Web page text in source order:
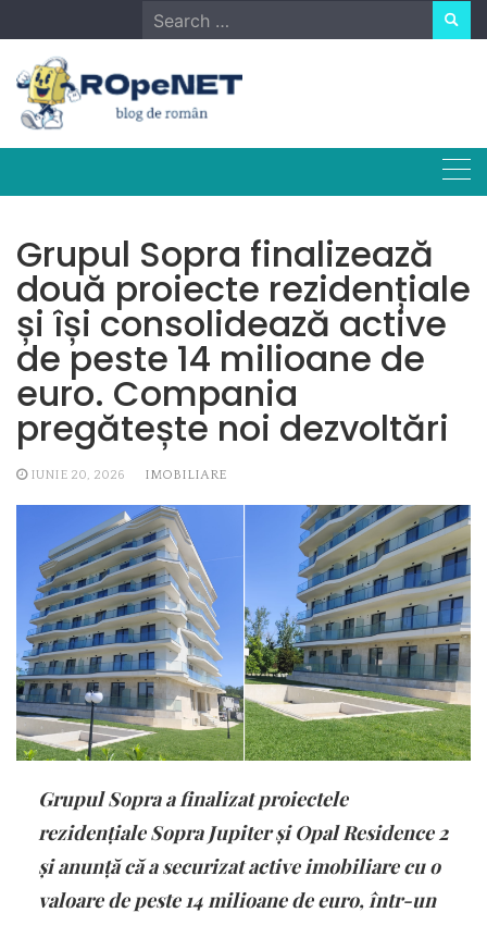
to
content
Search
for:
Grupul Sopra finalizează
două proiecte rezidențiale
și își consolidează active
de peste 14 milioane de
euro. Compania
pregătește noi dezvoltări
IUNIE 20, 2026 IMOBILIARE
Grupul Sopra a finalizat proiectele
rezidențiale Sopra Jupiter și Opal Residence 2
și anunță că a securizat active imobiliare cu o
valoare de peste 14 milioane de euro, într-un